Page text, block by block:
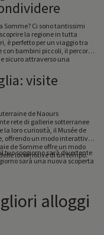
Ci sono tantissimi
la regione in tutta
è perfetto per un viaggio tra
con bambini piccoli, il percorso
sicuro attraverso una
visite
de Naours
rete di gallerie sotterranee
loro curiosità, il Musée de
offrendo un modo interattivo
de Somme offre un modo
locomotive di un tempo.
tuo soggiorno sarà divertente
sarà una nuova scoperta
alloggi